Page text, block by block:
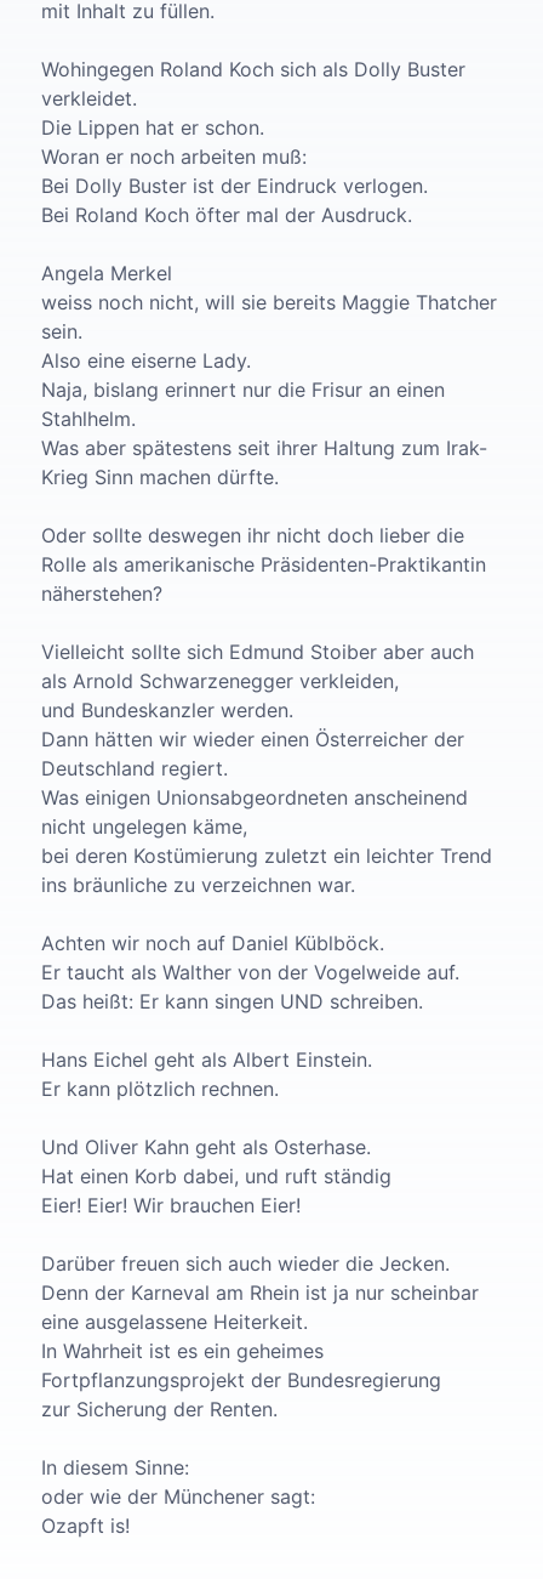
mit Inhalt zu füllen.
Wohingegen Roland Koch sich als Dolly Buster
verkleidet.
Die Lippen hat er schon.
Woran er noch arbeiten muß:
Bei Dolly Buster ist der Eindruck verlogen.
Bei Roland Koch öfter mal der Ausdruck.
Angela Merkel
weiss noch nicht, will sie bereits Maggie Thatcher
sein.
Also eine eiserne Lady.
Naja, bislang erinnert nur die Frisur an einen
Stahlhelm.
Was aber spätestens seit ihrer Haltung zum Irak-
Krieg Sinn machen dürfte.
Oder sollte deswegen ihr nicht doch lieber die
Rolle als amerikanische Präsidenten-Praktikantin
näherstehen?
Vielleicht sollte sich Edmund Stoiber aber auch
als Arnold Schwarzenegger verkleiden,
und Bundeskanzler werden.
Dann hätten wir wieder einen Österreicher der
Deutschland regiert.
Was einigen Unionsabgeordneten anscheinend
nicht ungelegen käme,
bei deren Kostümierung zuletzt ein leichter Trend
ins bräunliche zu verzeichnen war.
Achten wir noch auf Daniel Küblböck.
Er taucht als Walther von der Vogelweide auf.
Das heißt: Er kann singen UND schreiben.
Hans Eichel geht als Albert Einstein.
Er kann plötzlich rechnen.
Und Oliver Kahn geht als Osterhase.
Hat einen Korb dabei, und ruft ständig
Eier! Eier! Wir brauchen Eier!
Darüber freuen sich auch wieder die Jecken.
Denn der Karneval am Rhein ist ja nur scheinbar
eine ausgelassene Heiterkeit.
In Wahrheit ist es ein geheimes
Fortpflanzungsprojekt der Bundesregierung
zur Sicherung der Renten.
In diesem Sinne:
oder wie der Münchener sagt:
Ozapft is!